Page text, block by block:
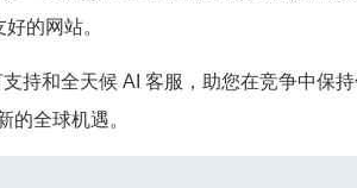
的网站。
持和全天候 AI 客服，助您在竞争中保
的全球机遇。